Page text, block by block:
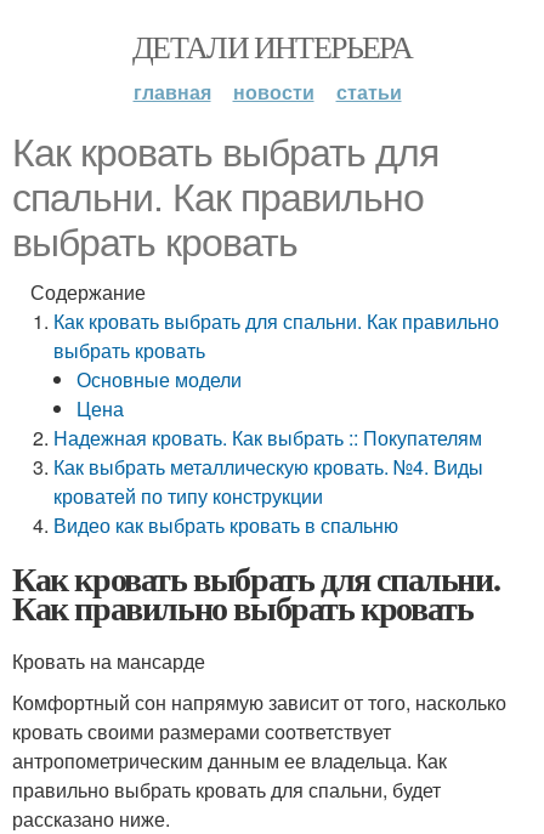
ДЕТАЛИ ИНТЕРЬЕРА
главная новости статьи
Как кровать выбрать для
спальни. Как правильно
выбрать кровать
Содержание
Как кровать выбрать для спальни. Как правильно
выбрать кровать
Основные модели
Цена
Надежная кровать. Как выбрать :: Покупателям
Как выбрать металлическую кровать. №4. Виды
кроватей по типу конструкции
Видео как выбрать кровать в спальню
Как кровать выбрать для спальни.
Как правильно выбрать кровать
Кровать на мансарде
Комфортный сон напрямую зависит от того, насколько
кровать своими размерами соответствует
антропометрическим данным ее владельца. Как
правильно выбрать кровать для спальни, будет
рассказано ниже.